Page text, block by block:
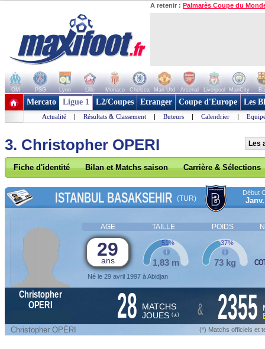
A retenir : Palmarès Coupe du
OM PSG Lyon Lille Monaco Chelsea Man Utd Arsenal Liverpool ManCity
+ de clubs
Mercato Ligue 1 L2/Coupes Etranger Coupe d'Europe Les
Actualité | Résultats & Classement | Buteurs | Calendrier |
3. Christopher OPERI Les
Fiche d'identité Bilan et Matchs saison Carrière & Sélections
ISTANBUL BASAKSEHIR (TUR)
Début
AGE TAILLE POIDS
29
ans
Né le 29 avril 1997 à Abidjan
1,83 m
51%
73 kg
37%
Christopher
OPERI
28 MATCHS
JOUES (*) & 2355
Christopher OPÉRI (*) Matchs officiels et